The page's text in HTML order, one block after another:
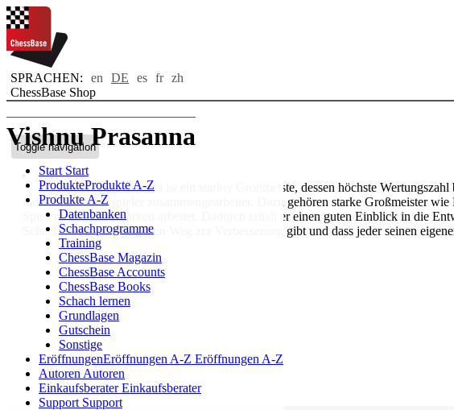
SPRACHEN: en DE es fr zh
ChessBase Shop
Toggle navigation
Start Start
ProdukteProdukte A-Z
Produkte A-Z
Datenbanken
Schachprogramme
Training
ChessBase Magazin
ChessBase Accounts
ChessBase Books
Schach lernen
Grundlagen
Gutschein
Sonstige
EröffnungenEröffnungen A-Z Eröffnungen A-Z
Autoren Autoren
EinkaufsberaterEinkaufsberater
Support Support
Vishnu Prasanna
Bio
GM Vishnu Prasanna ist ein starker Großmeiste, dessen höchste
indischen Schachspieler zusammengearbeitet. Dazu gehören starke Großmeister
Spielern aller Spielstärken arbeitet. Dadurch erhält er einen guten Einblick in die
Schachspieler einen eigenen Weg zur Verbesserung gibt und dass jeder seinen